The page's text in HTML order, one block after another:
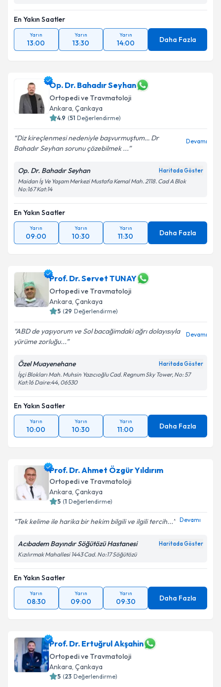
En Yakın Saatler
Yarın
13:00
Yarın
13:30
Yarın
14:00 Daha Fazla
Op. Dr. Bahadır Seyhan
Ortopedi ve Travmatoloji
Ankara, Çankaya
4.9 (51 Değerlendirme)
Diz kireçlenmesi nedeniyle başvurmuştum… Dr
Bahadır Seyhan sorunu çözebilmek ...
Devamı
Op. Dr. Bahadır Seyhan Haritada Göster
Maidan İş Ve Yaşam Merkezi Mustafa Kemal Mah. 2118. Cad A Blok
No:167 Kat:14
En Yakın Saatler
Yarın
09:00
Yarın
10:30
Yarın
11:30 Daha Fazla
Prof. Dr. Servet TUNAY
Ortopedi ve Travmatoloji
Ankara, Çankaya
5 (29 Değerlendirme)
ABD de yaşıyorum ve Sol bacağimdaki ağrı dolayısıyla
yürüme zorluğu...
Devamı
Özel Muayenehane Haritada Göster
İşçi Blokları Mah. Muhsin Yazıcıoğlu Cad. Regnum Sky Tower, No: 57
Kat:16 Daire:44, 06530
En Yakın Saatler
Yarın
10:00
Yarın
10:30
Yarın
11:00 Daha Fazla
Prof. Dr. Ahmet Özgür Yıldırım
Ortopedi ve Travmatoloji
Ankara, Çankaya
5 (1 Değerlendirme)
Tek kelime ile harika bir hekim bilgili ve ilgili tercih... Devamı
Acıbadem Bayındır Söğütözü Hastanesi Haritada Göster
Kızılırmak Mahallesi 1443 Cad. No:17 Söğütözü
En Yakın Saatler
Yarın
08:30
Yarın
09:00
Yarın
09:30 Daha Fazla
Prof. Dr. Ertuğrul Akşahin
Ortopedi ve Travmatoloji
Ankara, Çankaya
5 (23 Değerlendirme)